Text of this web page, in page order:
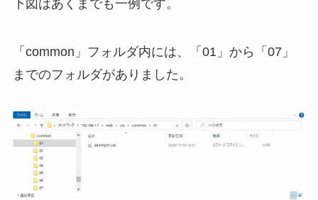
下図はあくまでも一例です。
「common」フォルダ内には、「01」から「07」
までのフォルダがありました。